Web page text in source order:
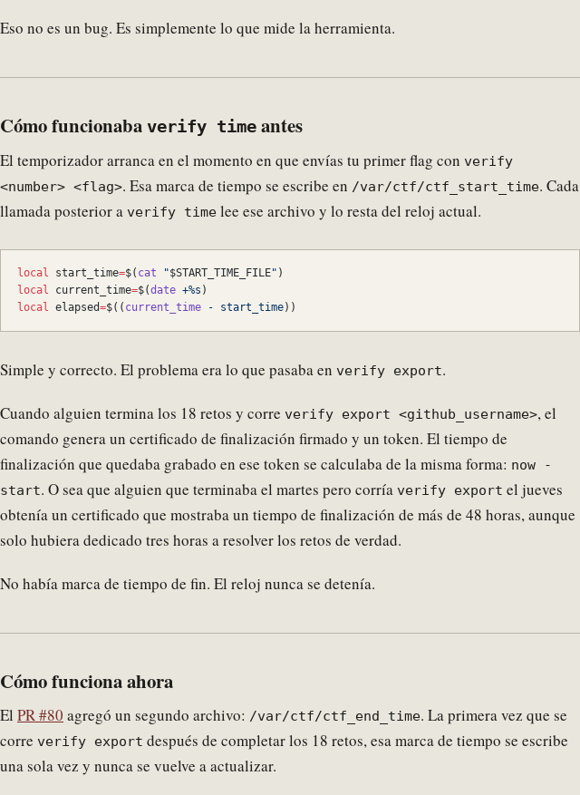
Eso no es un bug. Es simplemente lo que mide la herramienta.
Cómo funcionaba verify time antes
El temporizador arranca en el momento en que envías tu primer flag con verify
<number> <flag>. Esa marca de tiempo se escribe en /var/ctf/ctf_start_time. Cada
llamada posterior a verify time lee ese archivo y lo resta del reloj actual.
local start_time=$( cat "$START_TIME_FILE" )
local current_time=$(date +%s )
local elapsed=$(( current_time - start_time))
Simple y correcto. El problema era lo que pasaba en verify export.
Cuando alguien termina los 18 retos y corre verify export <github_username>, el
comando genera un certificado de finalización firmado y un token. El tiempo de
finalización que quedaba grabado en ese token se calculaba de la misma forma: now -
start. O sea que alguien que terminaba el martes pero corría verify export el jueves
obtenía un certificado que mostraba un tiempo de finalización de más de 48 horas, aunque
solo hubiera dedicado tres horas a resolver los retos de verdad.
No había marca de tiempo de fin. El reloj nunca se detenía.
Cómo funciona ahora
El PR #80 agregó un segundo archivo: /var/ctf/ctf_end_time. La primera vez que se
corre verify export después de completar los 18 retos, esa marca de tiempo se escribe
una sola vez y nunca se vuelve a actualizar.